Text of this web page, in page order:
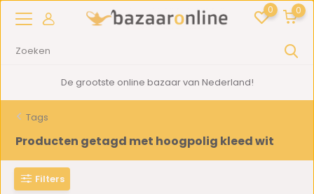
0 0
De grootste online bazaar van Nederland!
Tags
Producten getagd met hoogpolig kleed wit
Filters